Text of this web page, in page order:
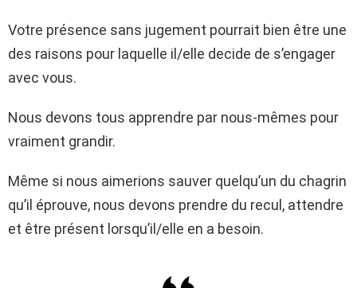
Votre présence sans jugement pourrait bien être une
des raisons pour laquelle il/elle decide de s’engager
avec vous.
Nous devons tous apprendre par nous-mêmes pour
vraiment grandir.
Même si nous aimerions sauver quelqu’un du chagrin
qu’il éprouve, nous devons prendre du recul, attendre
et être présent lorsqu’il/elle en a besoin.